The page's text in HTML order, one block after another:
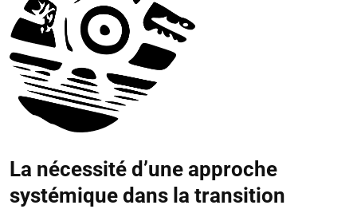
La nécessité d’une approche
systémique dans la transition